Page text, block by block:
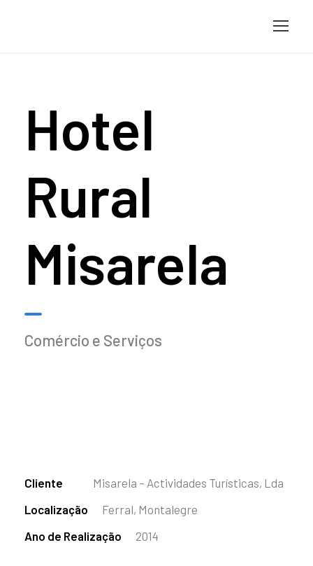
Hotel
Rural
Misarela
Comércio e Serviços
Cliente
Misarela – Actividades Turísticas, Lda
Localização
Ferral, Montalegre
Ano de Realização
2014